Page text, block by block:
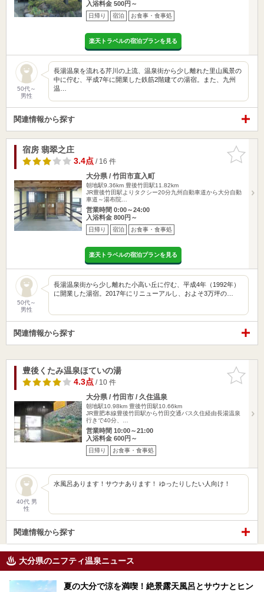
入浴料金 500円～
日帰り 宿泊 お食事・食事処
楽天トラベルの宿泊プランを見る
50代～
男性
長湯温泉を流れる芹川の上流、温泉街から少し離れた里山風景の
中に佇む、平成7年に開業した鉄筋2階建ての湯宿。また、九州
温…
関連情報から探す
お気に入
りに追加
宿房 翡翠之庄
3.4点/ 16 件
大分県 / 竹田市直入町
朝地駅9.36km 豊後竹田駅11.82km
JR豊後竹田駅よりタクシー20分九州自動車道から大分自動
車道～湯布院…
営業時間 0:00～24:00
入浴料金 800円～
日帰り 宿泊 お食事・食事処
楽天トラベルの宿泊プランを見る
50代～
男性
長湯温泉街から少し離れた小高い丘に佇む、平成4年（1992年）
に開業した湯宿。2017年にリニューアルし、およそ3万坪の…
関連情報から探す
お気に入
りに追加
豊後くたみ温泉ほていの湯
4.3点/ 10 件
大分県 / 竹田市 / 久住温泉
朝地駅10.98km 豊後竹田駅10.66km
JR豊肥本線豊後竹田駅から竹田交通バス久住経由長湯温泉
行きで40分、…
営業時間 10:00～21:00
入浴料金 600円～
日帰り お食事・食事処
40代 男
性
水風呂あります！サウナあります！ ゆったりしたい人向け！
関連情報から探す
大分県のニフティ温泉ニュース
夏の大分で涼を満喫！絶景露天風呂とサウナとヒン